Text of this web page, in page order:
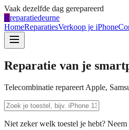
Vaak dezelfde dag gerepareerd
Rreparatiedeurne
HomeReparatiesVerkoop je iPhone
Reparatie van je
Telecombinatie repareert Apple,
Niet zeker welk toestel je hebt?